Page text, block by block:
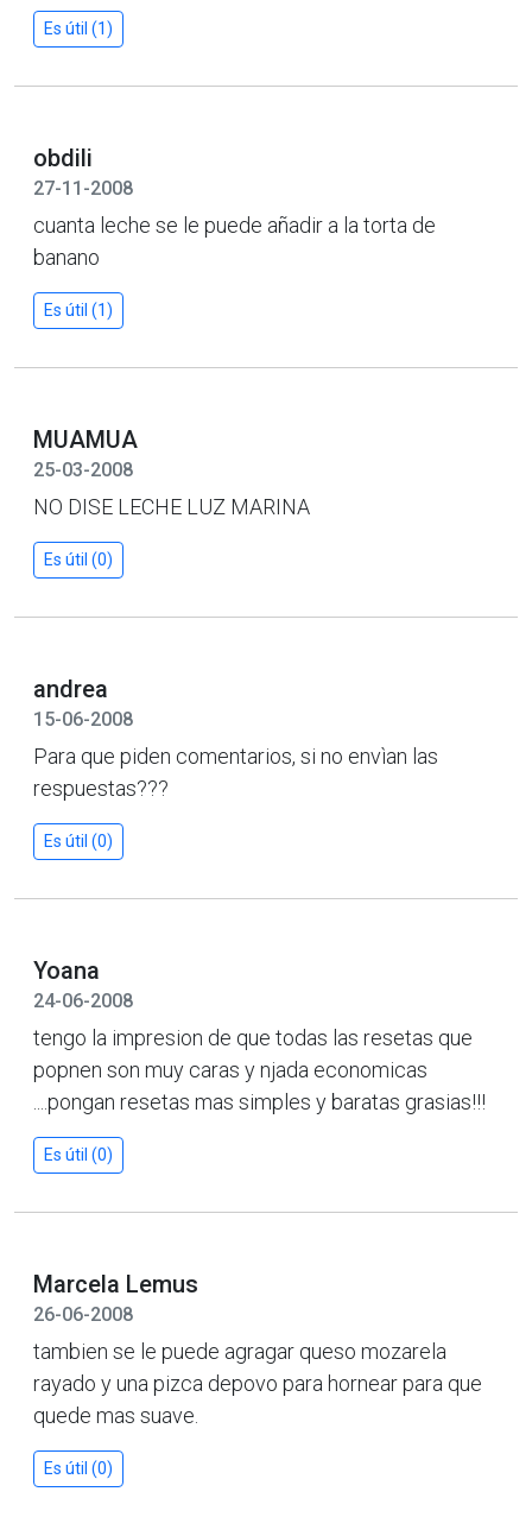
Es útil (1)
obdili
27-11-2008
cuanta leche se le puede añadir a la torta de
banano
Es útil (1)
MUAMUA
25-03-2008
NO DISE LECHE LUZ MARINA
Es útil (0)
andrea
15-06-2008
Para que piden comentarios, si no envìan las
respuestas???
Es útil (0)
Yoana
24-06-2008
tengo la impresion de que todas las resetas que
popnen son muy caras y njada economicas
....pongan resetas mas simples y baratas grasias!!!
Es útil (0)
Marcela Lemus
26-06-2008
tambien se le puede agragar queso mozarela
rayado y una pizca depovo para hornear para que
quede mas suave.
Es útil (0)